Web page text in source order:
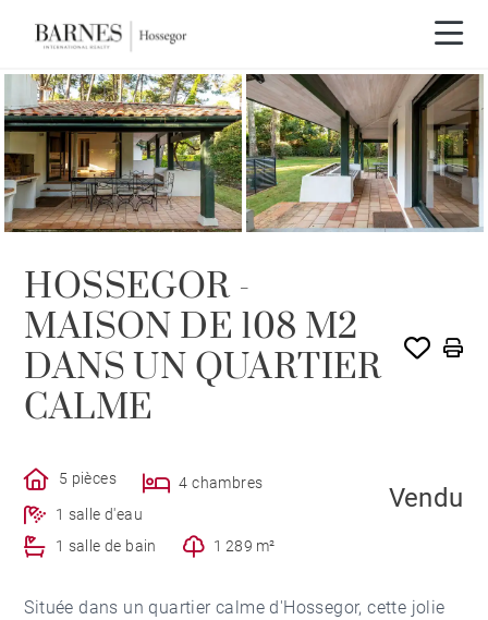
VENDU PAR BARNES
HOSSEGOR -
MAISON DE 108 M2
DANS UN QUARTIER
CALME
5 pièces
4 chambres
1 salle d'eau
1 salle de bain
1 289 m²
Vendu
Située dans un quartier calme d'Hossegor, cette jolie